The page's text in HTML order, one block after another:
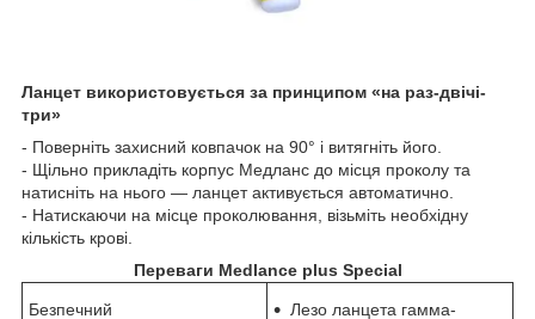
Ланцет використовується за принципом «на раз-двічі-
три»
- Поверніть захисний ковпачок на 90° і витягніть його.
- Щільно прикладіть корпус Медланс до місця проколу та
натисніть на нього — ланцет активується автоматично.
- Натискаючи на місце проколювання, візьміть необхідну
кількість крові.
Переваги Medlance plus Special
Безпечний
Лезо ланцета гамма-